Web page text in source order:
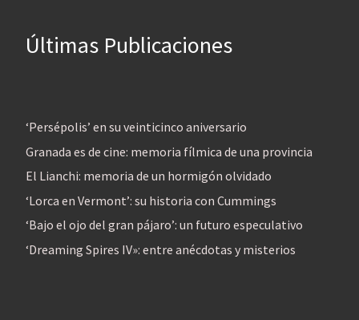
Últimas Publicaciones
‘Persépolis’ en su veinticinco aniversario
Granada es de cine: memoria fílmica de una provincia
El Lianchi: memoria de un hormigón olvidado
‘Lorca en Vermont’: su historia con Cummings
‘Bajo el ojo del gran pájaro’: un futuro especulativo
‘Dreaming Spires IV»: entre anécdotas y misterios